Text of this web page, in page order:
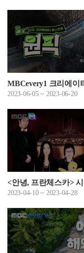
MBCevery1 크리에이
2023-06-05 ~ 2023-06-20
<안녕, 프란체스카>
2023-04-10 ~ 2023-04-28